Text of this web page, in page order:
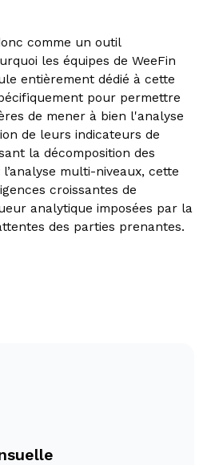
comme un outil
les équipes de WeeFin
entièrement dédié à cette
pour permettre
de mener à bien l'analyse
de leurs indicateurs de
la décomposition des
multi-niveaux, cette
croissantes de
analytique imposées par la
des parties prenantes.